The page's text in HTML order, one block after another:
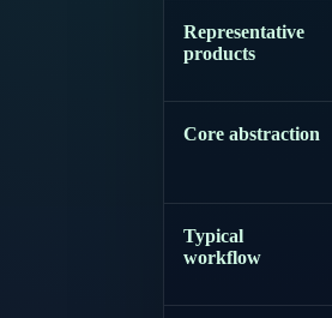
Representative
products
Core abstraction
Typical
workflow